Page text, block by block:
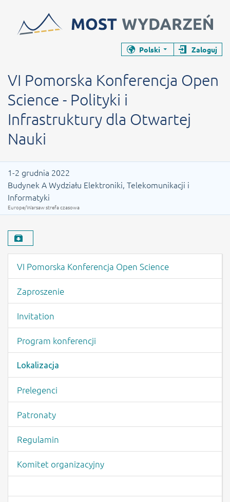
Polski Zaloguj
VI Pomorska Konferencja Open
Science - Polityki i
Infrastruktury dla Otwartej
Nauki
Data wydarzenia
1-2 grudnia 2022
Budynek A Wydziału Elektroniki, Telekomunikacji i
Informatyki
Europe/Warsaw strefa czasowa
Pobierz materiał
VI Pomorska Konferencja Open Science
Zaproszenie
Invitation
Program konferencji
Lokalizacja
Prelegenci
Patronaty
Regulamin
Komitet organizacyjny